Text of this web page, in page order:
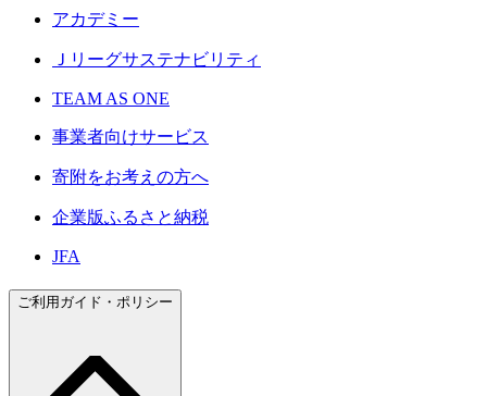
アカデミー
Ｊリーグサステナビリティ
TEAM AS ONE
事業者向けサービス
寄附をお考えの方へ
企業版ふるさと納税
JFA
ご利用ガイド・ポリシー